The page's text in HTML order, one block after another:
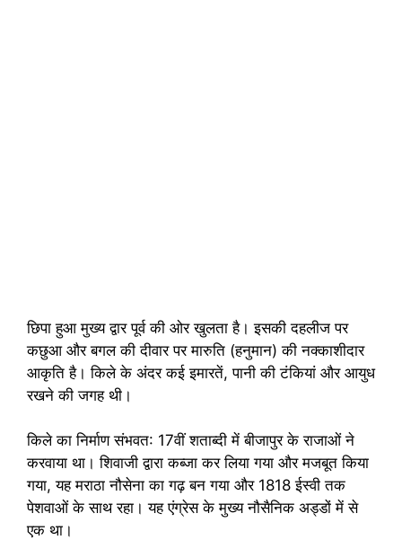
छिपा हुआ मुख्य द्वार पूर्व की ओर खुलता है। इसकी दहलीज पर
कछुआ और बगल की दीवार पर मारुति (हनुमान) की नक्काशीदार
आकृति है। किले के अंदर कई इमारतें, पानी की टंकियां और आयुध
रखने की जगह थी।
किले का निर्माण संभवत: 17वीं शताब्दी में बीजापुर के राजाओं ने
करवाया था। शिवाजी द्वारा कब्जा कर लिया गया और मजबूत किया
गया, यह मराठा नौसेना का गढ़ बन गया और 1818 ईस्वी तक
पेशवाओं के साथ रहा। यह एंग्रेस के मुख्य नौसैनिक अड्डों में से
एक था।